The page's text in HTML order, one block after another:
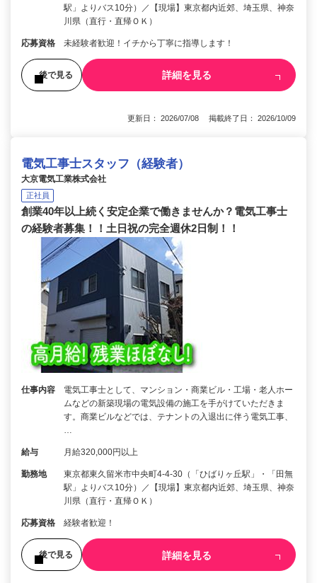
駅」よりバス10分）／【現場】東京都内近郊、埼玉県、神奈
川県（直行・直帰ＯＫ）
応募資格 未経験者歓迎！イチから丁寧に指導します！
後で見る 詳細を見る
更新日： 2026/07/08 掲載終了日： 2026/10/09
電気工事士スタッフ（経験者）
大京電気工業株式会社
正社員
創業40年以上続く安定企業で働きませんか？電気工事士
の経験者募集！！土日祝の完全週休2日制！！
仕事内容
電気工事士として、マンション・商業ビル・工場・老人ホー
ムなどの新築現場の電気設備の施工を手がけていただきま
す。商業ビルなどでは、テナントの入退出に伴う電気工事、
…
給与 月給320,000円以上
勤務地
東京都東久留米市中央町4-4-30（「ひばりヶ丘駅」・「田無
駅」よりバス10分）／【現場】東京都内近郊、埼玉県、神奈
川県（直行・直帰ＯＫ）
応募資格 経験者歓迎！
後で見る 詳細を見る